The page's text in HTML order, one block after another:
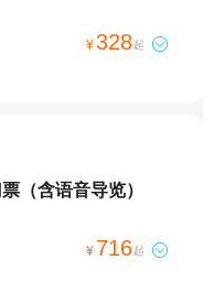
¥328起 
（含语音导览）
¥ 716起 